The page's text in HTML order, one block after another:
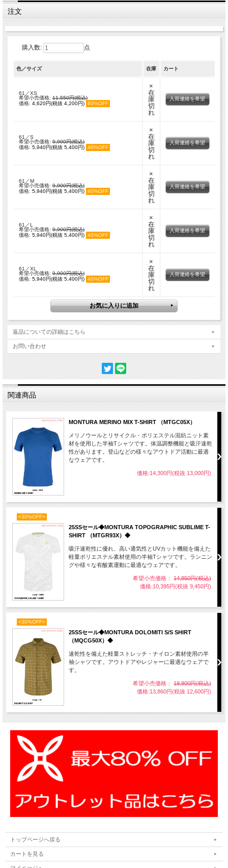
注文
購入数: 点
色／サイズ 在庫 カート
61／XS
希望小売価格:11,550円(税込)
価格: 4,620円(税抜 4,200円) 60%OFF
×
在
庫
切
れ
入荷連絡を希望
61／S
希望小売価格:9,900円(税込)
価格: 5,940円(税抜 5,400円) 40%OFF
×
在
庫
切
れ
入荷連絡を希望
61／M
希望小売価格:9,900円(税込)
価格: 5,940円(税抜 5,400円) 40%OFF
×
在
庫
切
れ
入荷連絡を希望
61／L
希望小売価格:9,900円(税込)
価格: 5,940円(税抜 5,400円) 40%OFF
×
在
庫
切
れ
入荷連絡を希望
61／XL
希望小売価格:9,900円(税込)
価格: 5,940円(税抜 5,400円) 40%OFF
×
在
庫
切
れ
入荷連絡を希望
返品についての詳細はこちら
お問い合わせ
関連商品
MONTURA MERINO MIX T-SHIRT （MTGC05X）
メリノウールとリサイクル・ポリエステル混紡ニット素
材を使用した半袖Tシャツです。体温調整機能と吸汗速乾
性があります。登山などの様々なアウトドア活動に最適
なウェアです。
価格:14,300円(税抜 13,000円)
<30%OFF>
25SSセール◆MONTURA TOPOGRAPHIC SUBLIME T-
SHIRT （MTGR93X）◆
吸汗速乾性に優れ、高い通気性とUVカット機能を備えた
軽量ポリエステル素材使用の半袖Tシャツです。ランニン
グや様々な有酸素運動に最適なウェアです。
希望小売価格： 14,850円(税込)
価格:10,395円(税抜 9,450円)
<30%OFF>
25SSセール◆MONTURA DOLOMITI S/S SHIRT
（MQCG50X）◆
速乾性を備えた軽量ストレッチ・ナイロン素材使用の半
袖シャツです。アウトドアやレジャーに最適なウェアで
す。
希望小売価格： 19,800円(税込)
価格:13,860円(税抜 12,600円)
トップページへ戻る
カートを見る